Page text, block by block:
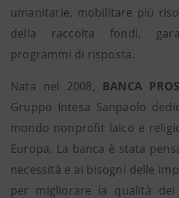
umanitarie, mobilitare più
della raccolta fondi,
programmi di risposta.
Nata nel 2008, BANCA
Gruppo Intesa Sanpaolo
mondo nonprofit laico e
Europa. La banca è stata
necessità e ai bisogni delle
per migliorare la qualità